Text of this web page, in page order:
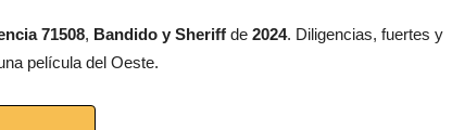
71508, Bandido y Sheriff de 2024. Diligencias, fuertes y
película del Oeste.